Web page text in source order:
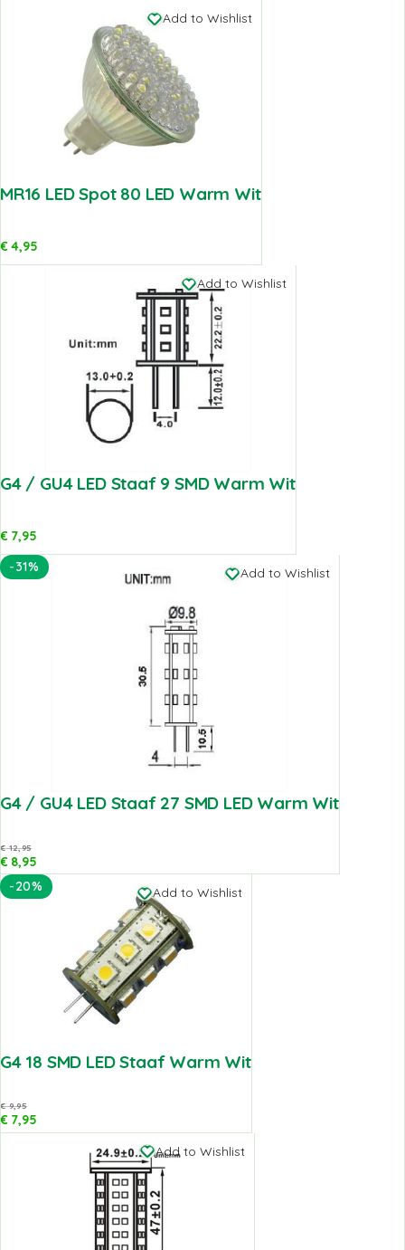
Add to Wishlist
MR16 LED Spot 80 LED Warm Wit
€4,95
Add to Wishlist
G4 / GU4 LED Staaf 9 SMD Warm Wit
€7,95
-31%
Add to Wishlist
G4 / GU4 LED Staaf 27 SMD LED Warm Wit
€12,95
€8,95
-20%
Add to Wishlist
G4 18 SMD LED Staaf Warm Wit
€9,95
€7,95
Add to Wishlist